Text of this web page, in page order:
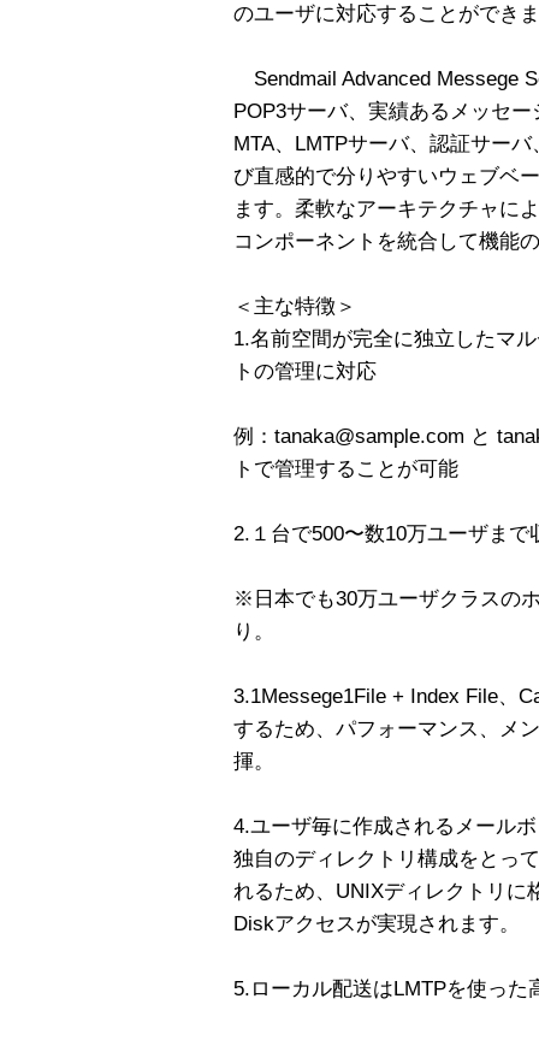
のユーザに対応することができ
Sendmail Advanced Messege
POP3サーバ、実績あるメッセ
MTA、LMTPサーバ、認証サー
び直感的で分りやすいウェブベ
ます。柔軟なアーキテクチャに
コンポーネントを統合して機能
＜主な特徴＞
1.名前空間が完全に独立したマ
トの管理に対応
例：tanaka@sample.com と
トで管理することが可能
2.１台で500〜数10万ユーザま
※日本でも30万ユーザクラスの
り。
3.1Messege1File + Index File、
するため、パフォーマンス、メ
揮。
4.ユーザ毎に作成されるメール
独自のディレクトリ構成をとっ
れるため、UNIXディレクトリに
Diskアクセスが実現されます。
5.ローカル配送はLMTPを使った